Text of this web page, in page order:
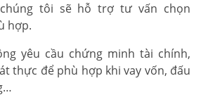
tôi sẽ hỗ trợ tư vấn chọn
hợp.
yêu cầu chứng minh tài chính,
thực để phù hợp khi vay vốn, đấu